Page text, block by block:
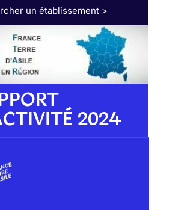
un établissement >
2024